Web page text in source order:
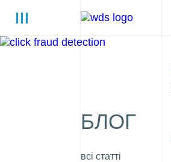
БЛОГ
всі статті